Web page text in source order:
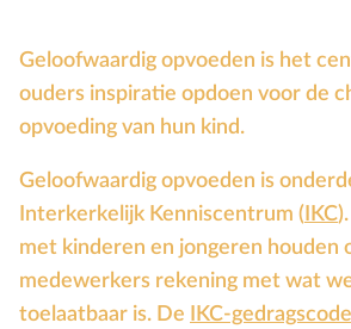
Kerkgeschiedenis
Kerst
Kindermishandeling/-misbruik
Lichamelijke ontwikkeling
M
Meerbegaafd/hoogbegaafd
Geloofwaardig opvoeden is het
ouders inspiratie opdoen voor de
opvoeding van hun kind.
Geloofwaardig opvoeden is
Interkerkelijk Kenniscentrum ( IKC
met kinderen en jongeren houden
medewerkers rekening met wat
toelaatbaar is. De
IKC-gedragscode